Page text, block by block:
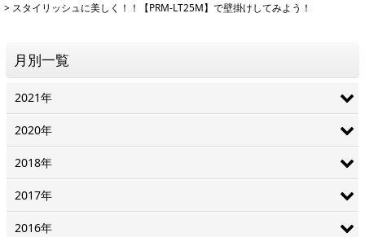
> スタイリッシュに美しく！！【PRM-LT25M】で壁掛けしてみよう！
月別一覧
2021年
2020年
2018年
2017年
2016年